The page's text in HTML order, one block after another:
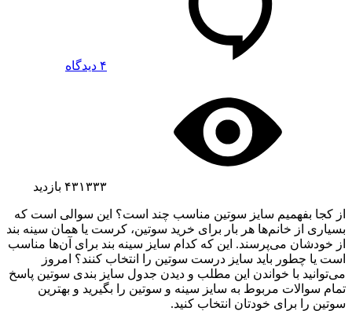
۴ دیدگاه
۴۳۱۳۳۳ بازدید
از کجا بفهمیم سایز سوتین مناسب چند است؟ این سوالی است که
بسیاری از خانم‌ها هر بار برای خرید سوتین، کرست یا همان سینه بند
از خودشان می‌پرسند. این که کدام سایز سینه بند برای آن‌ها مناسب
است یا چطور باید سایز درست سوتین را انتخاب کنند؟ امروز
می‌توانید با خواندن این مطلب و دیدن جدول سایز بندی سوتین پاسخ
تمام سوالات مربوط به سایز سینه و سوتین را بگیرید و بهترین
سوتین را برای خودتان انتخاب کنید.